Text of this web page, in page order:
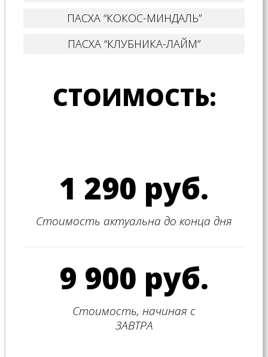
ПАСХА “КОКОС-МИНДАЛЬ”
ПАСХА “КЛУБНИКА-ЛАЙМ”
СТОИМОСТЬ:
1 290 руб.
Стоимость актуальна до конца дня
9 900 руб.
Стоимость, начиная с
ЗАВТРА